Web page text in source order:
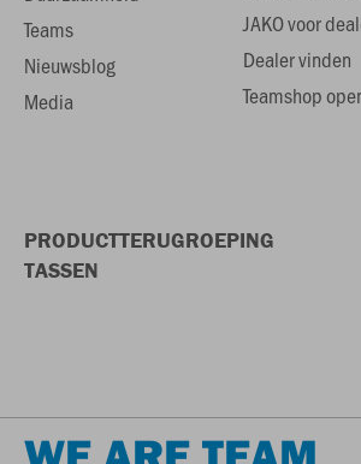
Teams
Nieuwsblog
Media
JAKO voor
Dealer vinden
Teamshop
PRODUCTTERUGROEPING
TASSEN